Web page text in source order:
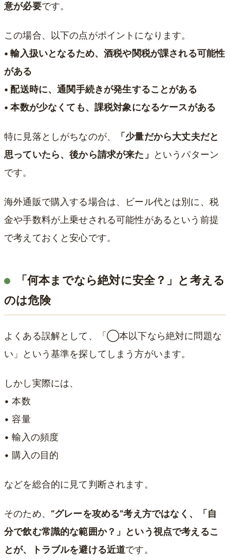
意が必要です。
この場合、以下の点がポイントになります。
• 輸入扱いとなるため、酒税や関税が課される可能性
がある
• 配送時に、通関手続きが発生することがある
• 本数が少なくても、課税対象になるケースがある
特に見落としがちなのが、
「少量だから大丈夫だと
思っていたら、後から請求が来た」
というパターン
です。
海外通販で購入する場合は、ビール代とは別に、税
金や手数料が上乗せされる可能性があるという前提
で考えておくと安心です。
「何本までなら絶対に安全？」と考える
のは危険
よくある誤解として、「◯本以下なら絶対に問題な
い」という基準を探してしまう方がいます。
しかし実際には、
• 本数
• 容量
• 輸入の頻度
• 購入の目的
などを総合的に見て判断されます。
そのため、 “グレーを攻める”考え方ではなく、「自
分で飲む常識的な範囲か？」という視点で考えるこ
とが、トラブルを避ける近道です。